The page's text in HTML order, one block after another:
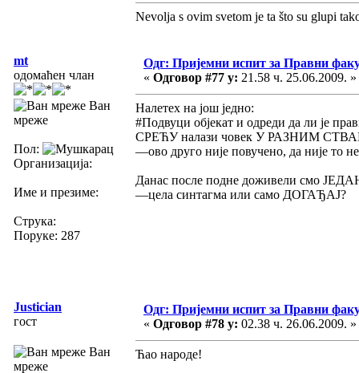
Nevolja s ovim svetom je ta što su glupi
mt
одомаћен члан
Ван
мреже
Пол:
Организација:
Име и презиме:
Струка:
Поруке: 287
Одг: Пријемни испит за Правни
« Одговор #77 у: 21.58 ч. 25.06.2009. »
Налетех на још једно:
#Подвуци објекат и одреди да ли је
СРЕЋУ налази човек У РАЗНИМ
—ово друго није повучено, да није то
Данас после подне доживели смо
—цела синтагма или само ДОГАЂАЈ?
Justician
гост
Ван
мреже
Одг: Пријемни испит за Правни
« Одговор #78 у: 02.38 ч. 26.06.2009. »
Ћао народе!